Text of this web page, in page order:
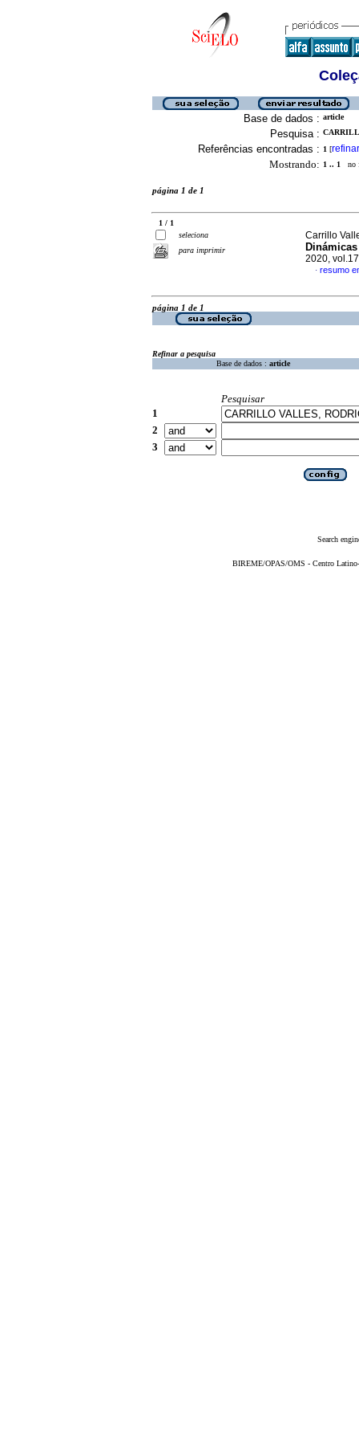
Base de dados : article
Pesquisa :
Referências encontradas : 1 [refinar
Mostrando: 1 .. 1 no
página 1 de 1
1 / 1
seleciona
para imprimir
Carrillo
2020,
· resumo
página 1 de 1
Refinar a pesquisa
Base de dados : article
Pesquisar
1
2
3
Search
BIREME/OPAS/OMS - Centro Latino-